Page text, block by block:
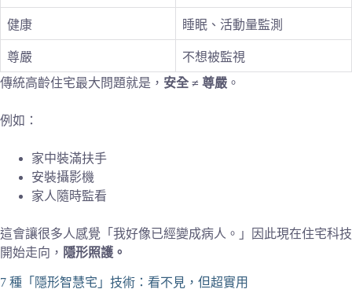
健康 睡眠、活動量監測
尊嚴
不想被監視
傳統高齡住宅最大問題就是， 安全 ≠ 尊嚴 。
例如：
家中裝滿扶手
安裝攝影機
家人隨時監看
這會讓很多人感覺「我好像已經變成病人。」因此現在住宅科技
開始走向， 隱形照護。
7 種「隱形智慧宅」技術：看不見，但超實用